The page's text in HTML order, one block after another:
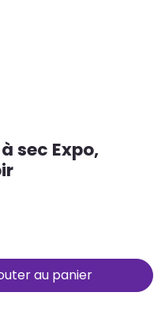
sec Expo,
au panier